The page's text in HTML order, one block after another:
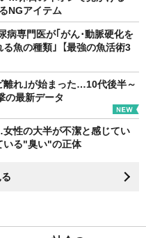
NGアイテム
病専門医が｢がん･動脈硬化を
魚の種類｣【最強の魚活術3
れ｣が始まった…10代後半～
の最新データ
性の大半が不潔と感じてい
いる"臭い"の正体